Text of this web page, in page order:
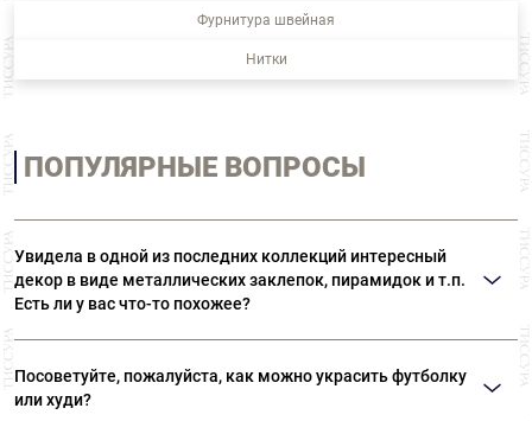
Фурнитура швейная
Нитки
ПОПУЛЯРНЫЕ ВОПРОСЫ
Увидела в одной из последних коллекций интересный
декор в виде металлических заклепок, пирамидок и т.п.
Есть ли у вас что-то похожее?
материалов и форм позволяет выполнять самые различные виды декора.
В «ТИССУРЕ» представлен широкий ассортимент термоклепок Ramponi.
Посоветуйте, пожалуйста, как можно украсить футболку
или худи?